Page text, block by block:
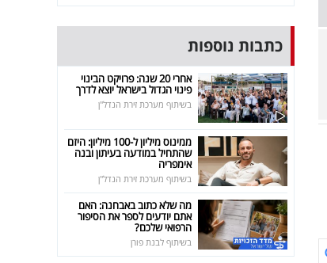
כתבות נוספות
אחרי 20 שנה: פרויקט הבינוי
פינוי הגדול בישראל יוצא לדרך
בשיתוף מערכת זירת הנדל"ן
ממינוס מיליון ל-100 מיליון: היזם
שהתחיל במודעה בעיתון ובנה
אימפריה
בשיתוף מערכת זירת הנדל"ן
מה שלא כתוב באבחנה: האם
אתם יודעים לספר את הסיפור
הרפואי שלכם?
בשיתוף לבנת פורן